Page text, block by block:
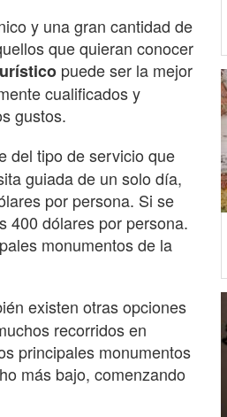
y una gran cantidad de
que quieran conocer
puede ser la mejor
cualificados y
gustos.
del tipo de servicio que
guiada de un solo día,
por persona. Si se
400 dólares por persona.
monumentos de la
existen otras opciones
recorridos en
principales monumentos
más bajo, comenzando